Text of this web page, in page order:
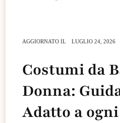
AGGIORNATO IL LUGLIO 24, 2026
Costumi da
Donna:
Adatto a